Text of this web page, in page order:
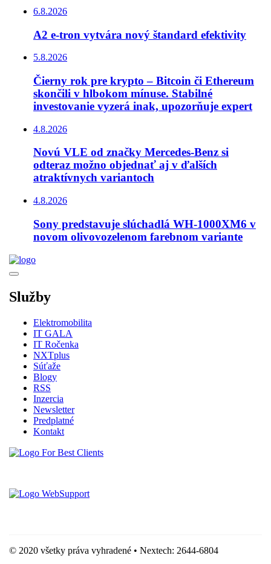
6.8.2026
A2 e-tron vytvára nový štandard efektivity
5.8.2026
Čierny rok pre krypto – Bitcoin či Ethereum
skončili v hlbokom mínuse. Stabilné
investovanie vyzerá inak, upozorňuje expert
4.8.2026
Novú VLE od značky Mercedes-Benz si
odteraz možno objednať aj v ďalších
atraktívnych variantoch
4.8.2026
Sony predstavuje slúchadlá WH-1000XM6 v
novom olivovozelenom farebnom variante
Služby
Elektromobilita
IT GALA
IT Ročenka
NXTplus
Súťaže
Blogy
RSS
Inzercia
Newsletter
Predplatné
Kontakt
© 2020 všetky práva vyhradené • Nextech: 2644-6804